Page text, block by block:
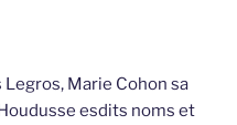
Legros, Marie Cohon sa
esdits noms et